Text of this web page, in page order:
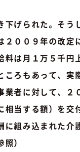
げられた。そう
００９年の改定
は月１万５千円
ろもあって、実
者に対して、２
当する額）を交
組み込まれた介
）